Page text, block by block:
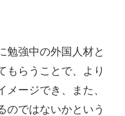
勉強中の外国人材と
もらうことで、より
ージでき、また、
のではないかという